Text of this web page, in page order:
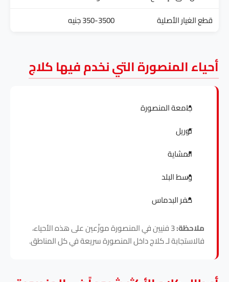
قطع الغيار الأصلية
350-3500 جنيه
أحياء المنصورة التي نخدم فيها كلاج
جامعة المنصورة
توريل
المشاية
وسط البلد
كفر البدماس
ملاحظة: 3 فنيين في المنصورة موزّعين على هذه الأحياء،
فالاستجابة لـ كلاج داخل المنصورة سريعة في كل المناطق.